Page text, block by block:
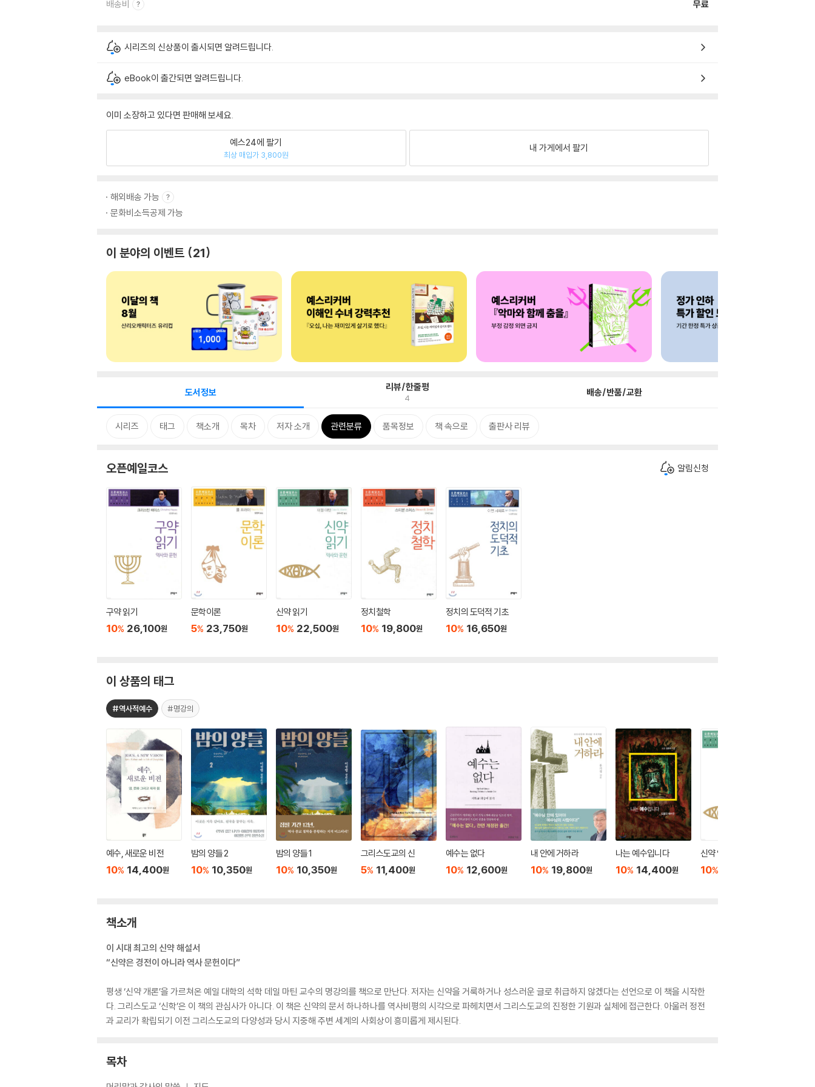
배송비 무료
시리즈의 신상품이 출시되면 알려드립니다.
eBook이 출간되면 알려드립니다.
이미 소장하고 있다면 판매해 보세요.
예스24에 팔기
최상 매입가 3,800원
내 가게에서 팔기
해외배송 가능
문화비소득공제 가능
이 분야의 이벤트 21
도서정보 리뷰/한줄평
4 배송/반품/교환
시리즈 태그 책소개 목차 저자 소개 관련분류 품목정보 책 속으로 출판사 리뷰
오픈예일코스 알림신청
구약 읽기
10% 26,100원
문학이론
5% 23,750원
신약 읽기
10% 22,500원
정치철학
10% 19,800원
정치의 도덕적 기초
10% 16,650원
이 상품의 태그
#역사적예수 #명강의
예수, 새로운 비전
10% 14,400원
밤의 양들 2
10% 10,350원
밤의 양들 1
10% 10,350원
그리스도교의 신
5% 11,400원
예수는 없다
10% 12,600원
내 안에 거하라
10% 19,800원
나는 예수입니다
10% 14,400원
신약 읽기
10%
책소개
이 시대 최고의 신약 해설서
“신약은 경전이 아니라 역사 문헌이다”
평생 ‘신약 개론’을 가르쳐온 예일 대학의 석학 데일 마틴 교수의 명강의를 책으로 만난다. 저자는 신약을 거룩하거나 성스러운 글로 취급하지 않겠다는 선언으로 이 책을 시작한
다. 그리스도교 ‘신학’은 이 책의 관심사가 아니다. 이 책은 신약의 문서 하나하나를 역사비평의 시각으로 파헤치면서 그리스도교의 진정한 기원과 실체에 접근한다. 아울러 정전
과 교리가 확립되기 이전 그리스도교의 다양성과 당시 지중해 주변 세계의 사회상이 흥미롭게 제시된다.
목차